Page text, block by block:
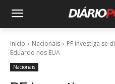
Início Nacionais
PF investiga se
Eduardo nos EUA
Nacionais